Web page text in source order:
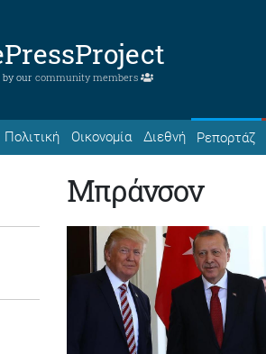
our community members
Πολιτική Οικονομία Διεθνή Ρεπορτάζ
Μπράνσον